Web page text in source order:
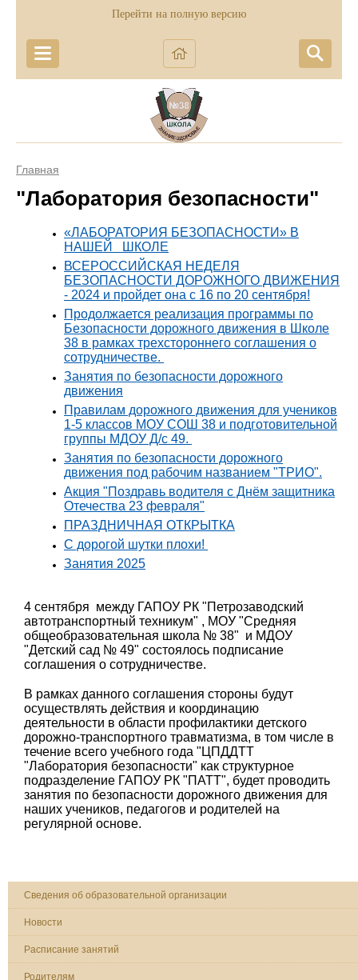
Перейти на полную версию
Главная
"Лаборатория безопасности"
«ЛАБОРАТОРИЯ БЕЗОПАСНОСТИ» В
НАШЕЙ ШКОЛЕ
ВСЕРОССИЙСКАЯ НЕДЕЛЯ
БЕЗОПАСНОСТИ ДОРОЖНОГО ДВИЖЕНИЯ
- 2024 и пройдет она с 16 по 20 сентября!
Продолжается реализация программы по
Безопасности дорожного движения в Школе
38 в рамках трехстороннего соглашения о
сотрудничестве.
Занятия по безопасности дорожного
движения
Правилам дорожного движения для учеников
1-5 классов МОУ СОШ 38 и подготовительной
группы МДОУ Д/с 49.
Занятия по безопасности дорожного
движения под рабочим названием "ТРИО".
Акция "Поздравь водителя с Днём защитника
Отечества 23 февраля"
ПРАЗДНИЧНАЯ ОТКРЫТКА
С дорогой шутки плохи!
Занятия 2025
4 сентября между ГАПОУ РК "Петрозаводский
автотранспортный техникум" , МОУ "Средняя
общеобразовательная школа № 38" и МДОУ
"Детский сад № 49" состоялось подписание
соглашения о сотрудничестве.
В рамках данного соглашения стороны будут
осуществлять действия и координацию
деятельности в области профилактики детского
дорожно-транспортного травматизма, в том числе в
течение всего учебного года "ЦПДДТТ
"Лаборатория безопасности" как структурное
подразделение ГАПОУ РК "ПАТТ", будет проводить
занятия по безопасности дорожного движения для
наших учеников, педагогов и родителей на
регулярной основе.
Сведения об образовательной организации
Новости
Расписание занятий
Родителям